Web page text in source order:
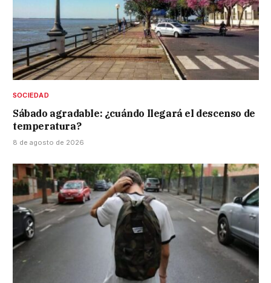
SOCIEDAD
Sábado agradable: ¿cuándo llegará el descenso de
temperatura?
8 de agosto de 2026